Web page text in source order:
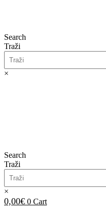
Search
Traži
×
Search
Traži
×
0,00€ 0 Cart